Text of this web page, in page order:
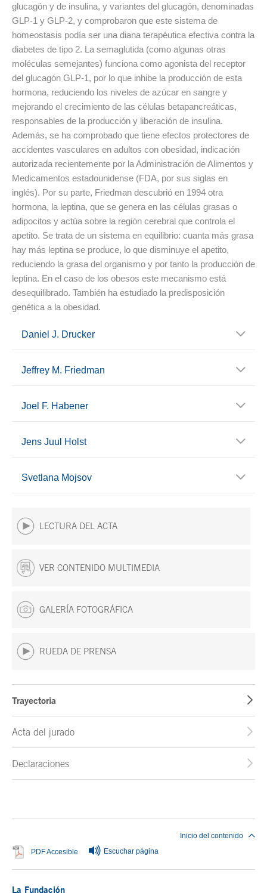
glucagón y de insulina, y variantes del glucagón, denominadas
GLP-1 y GLP-2, y comprobaron que este sistema de
homeostasis podía ser una diana terapéutica efectiva contra la
diabetes de tipo 2. La semaglutida (como algunas otras
moléculas semejantes) funciona como agonista del receptor
del glucagón GLP-1, por lo que inhibe la producción de esta
hormona, reduciendo los niveles de azúcar en sangre y
mejorando el crecimiento de las células betapancreáticas,
responsables de la producción y liberación de insulina.
Además, se ha comprobado que tiene efectos protectores de
accidentes vasculares en adultos con obesidad, indicación
autorizada recientemente por la Administración de Alimentos y
Medicamentos estadounidense (FDA, por sus siglas en
inglés). Por su parte, Friedman descubrió en 1994 otra
hormona, la leptina, que se genera en las células grasas o
adipocitos y actúa sobre la región cerebral que controla el
apetito. Se trata de un sistema en equilibrio: cuanta más grasa
hay más leptina se produce, lo que disminuye el apetito,
reduciendo la grasa del organismo y por tanto la producción de
leptina. En el caso de los obesos este mecanismo está
desequilibrado. También ha estudiado la predisposición
genética a la obesidad.
Daniel J. Drucker
Jeffrey M. Friedman
Joel F. Habener
Jens Juul Holst
Svetlana Mojsov
LECTURA DEL ACTA
VER CONTENIDO MULTIMEDIA
GALERÍA FOTOGRÁFICA
RUEDA DE PRENSA
Trayectoria
Acta del jurado
Declaraciones
PDF Accesible Se abre en ventana nueva
Escuchar página
Inicio del contenido
La Fundación